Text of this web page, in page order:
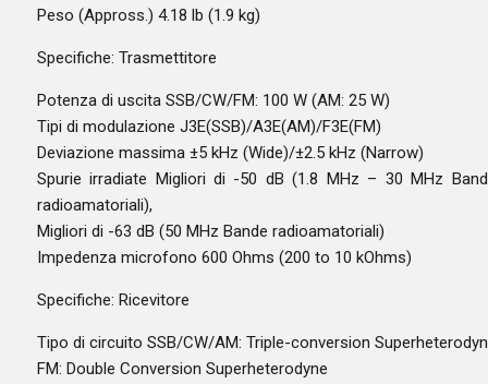
Peso (Appross.) 4.18 lb (1.9 kg)
Specifiche: Trasmettitore
Potenza di uscita SSB/CW/FM: 100 W (AM: 25 W)
Tipi di modulazione J3E(SSB)/A3E(AM)/F3E(FM)
Deviazione massima ±5 kHz (Wide)/±2.5 kHz (Narrow)
Spurie irradiate Migliori di -50 dB (1.8 MHz – 30 MHz
radioamatoriali),
Migliori di -63 dB (50 MHz Bande radioamatoriali)
Impedenza microfono 600 Ohms (200 to 10 kOhms)
Specifiche: Ricevitore
Tipo di circuito SSB/CW/AM: Triple-conversion
FM: Double Conversion Superheterodyne